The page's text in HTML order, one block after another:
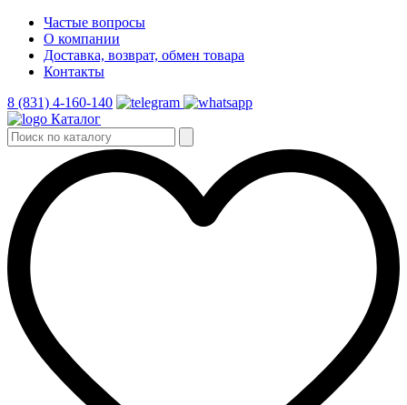
Частые вопросы
О компании
Доставка, возврат, обмен товара
Контакты
8 (831) 4-160-140
Каталог